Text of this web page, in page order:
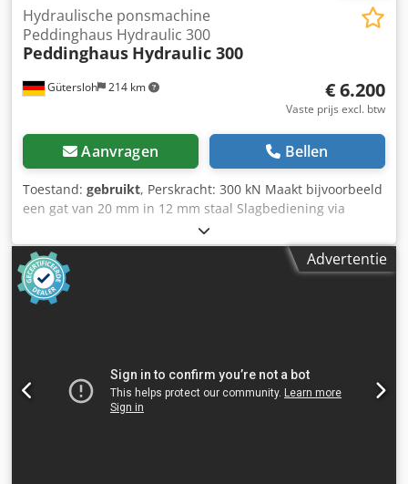
Gütersloh 214 km
Hydraulische ponsmachine
Peddinghaus Hydraulic 300
Peddinghaus Hydraulic 300
€ 6.200
Vaste prijs excl. btw
Aanvragen Bellen
Toestand: gebruikt, Perskracht: 300 kN Maakt bijvoorbeeld
een gat van 20 mm in 12 mm staal Slagbediening via
voetschakelaar Opvoertafel met aanslagen Dcodpfsy
Epkgjx Aiqok Set gereedschappen is bij de prijs
inbegrepen
Advertentie